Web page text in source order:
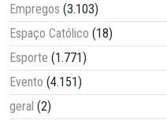
Empregos (3.103)
Espaço Católico (18)
Esporte (1.771)
Evento (4.151)
geral (2)